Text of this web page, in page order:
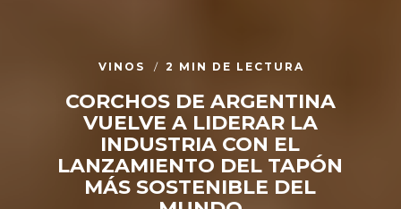
VINOS 2 MIN DE LECTURA
CORCHOS DE ARGENTINA
VUELVE A LIDERAR LA
INDUSTRIA CON EL
LANZAMIENTO DEL TAPÓN
MÁS SOSTENIBLE DEL